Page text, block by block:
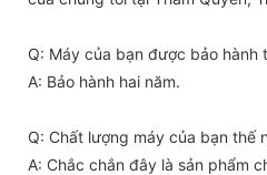
Q: Máy của bạn được bảo hành
A: Bảo hành hai năm.
Q: Chất lượng máy của bạn thế
A: Chắc chắn đây là sản phẩm